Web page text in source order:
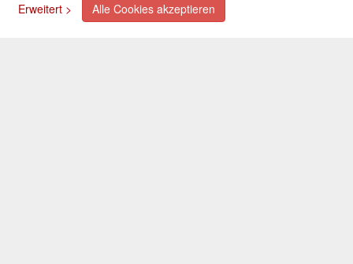
Erweitert >
Alle Cookies akzeptieren